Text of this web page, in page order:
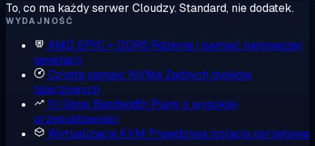
To, co ma każdy serwer Cloudzy. Standard, nie dodatek.
WYDAJNOŚĆ
AMD EPYC + DDR5 Rdzenie i pamięć najnowszej
generacji
Czysta pamięć NVMeŻadnych dysków
talerzowych
10 Gbps Bandwidth Plany o wysokiej
przepustowości
Wirtualizacja KVM Prawdziwa izolacja sprzętowa